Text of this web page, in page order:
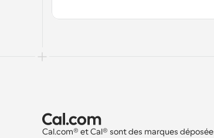
Cal.com® et Cal® sont des marques